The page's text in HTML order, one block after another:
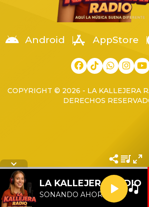
Android AppStore
COPYRIGHT © 2026 - LA KALLEJERA
DERECHOS
LA KALLEJERA RADIO
SONANDO AHORA
Letra de la cancion